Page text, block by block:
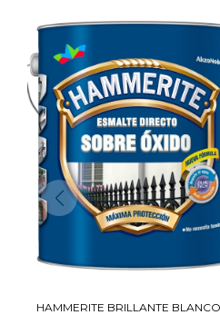
HAMMERITE BRILLANTE BLANCO